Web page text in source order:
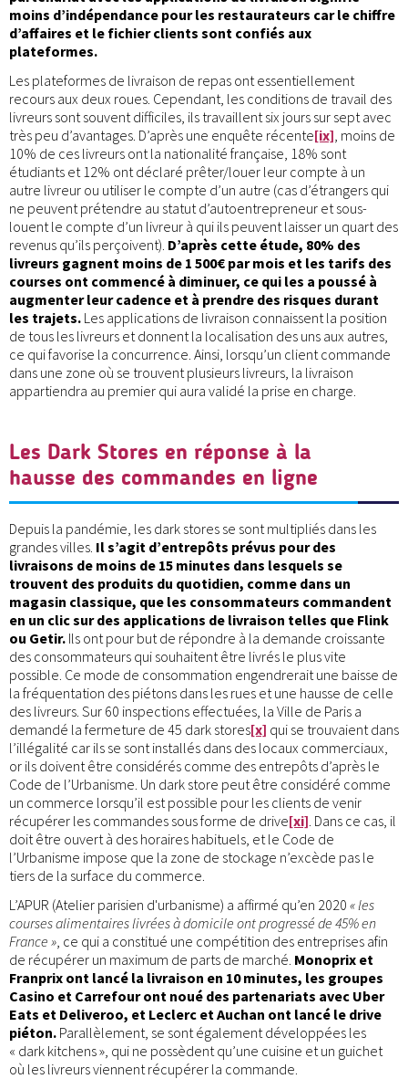
moins d’indépendance pour les restaurateurs car le chiffre
d’affaires et le fichier clients sont confiés aux
plateformes.
Les plateformes de livraison de repas ont essentiellement
recours aux deux roues. Cependant, les conditions de travail des
livreurs sont souvent difficiles, ils travaillent six jours sur sept avec
très peu d’avantages. D’après une enquête récente[ix] , moins de
10% de ces livreurs ont la nationalité française, 18% sont
étudiants et 12% ont déclaré prêter/louer leur compte à un
autre livreur ou utiliser le compte d’un autre (cas d’étrangers qui
ne peuvent prétendre au statut d’autoentrepreneur et sous-
louent le compte d’un livreur à qui ils peuvent laisser un quart des
revenus qu’ils perçoivent). D’après cette étude, 80% des
livreurs gagnent moins de 1 500€ par mois et les tarifs des
courses ont commencé à diminuer, ce qui les a poussé à
augmenter leur cadence et à prendre des risques durant
les trajets. Les applications de livraison connaissent la position
de tous les livreurs et donnent la localisation des uns aux autres,
ce qui favorise la concurrence. Ainsi, lorsqu’un client commande
dans une zone où se trouvent plusieurs livreurs, la livraison
appartiendra au premier qui aura validé la prise en charge.
Les Dark Stores en réponse à la
hausse des commandes en ligne
Depuis la pandémie, les dark stores se sont multipliés dans les
grandes villes. Il s’agit d’entrepôts prévus pour des
livraisons de moins de 15 minutes dans lesquels se
trouvent des produits du quotidien, comme dans un
magasin classique, que les consommateurs commandent
en un clic sur des applications de livraison telles que Flink
ou Getir. Ils ont pour but de répondre à la demande croissante
des consommateurs qui souhaitent être livrés le plus vite
possible. Ce mode de consommation engendrerait une baisse de
la fréquentation des piétons dans les rues et une hausse de celle
des livreurs. Sur 60 inspections effectuées, la Ville de Paris a
demandé la fermeture de 45 dark stores[x] qui se trouvaient dans
l’illégalité car ils se sont installés dans des locaux commerciaux,
or ils doivent être considérés comme des entrepôts d’après le
Code de l’Urbanisme. Un dark store peut être considéré comme
un commerce lorsqu’il est possible pour les clients de venir
récupérer les commandes sous forme de drive[xi]. Dans ce cas, il
doit être ouvert à des horaires habituels, et le Code de
l’Urbanisme impose que la zone de stockage n’excède pas le
tiers de la surface du commerce.
L’APUR (Atelier parisien d'urbanisme) a affirmé qu’en 2020 « les
courses alimentaires livrées à domicile ont progressé de 45% en
France » , ce qui a constitué une compétition des entreprises afin
de récupérer un maximum de parts de marché. Monoprix et
Franprix ont lancé la livraison en 10 minutes, les groupes
Casino et Carrefour ont noué des partenariats avec Uber
Eats et Deliveroo, et Leclerc et Auchan ont lancé le drive
piéton. Parallèlement, se sont également développées les
« dark kitchens », qui ne possèdent qu’une cuisine et un guichet
où les livreurs viennent récupérer la commande.